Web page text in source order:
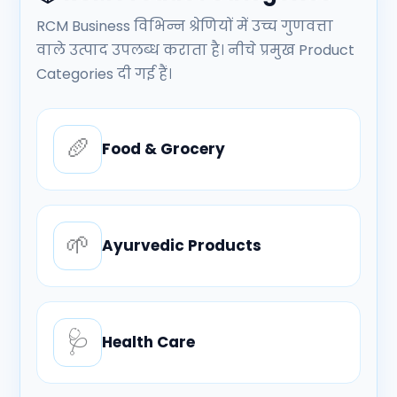
RCM Business विभिन्न श्रेणियों में उच्च गुणवत्ता
वाले उत्पाद उपलब्ध कराता है। नीचे प्रमुख Product
Categories दी गई हैं।
🥖 Food & Grocery
🌱 Ayurvedic Products
🩺 Health Care